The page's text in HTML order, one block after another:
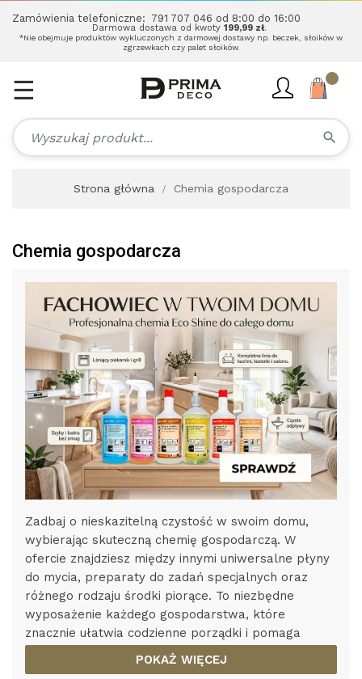
Zamówienia telefoniczne: 791 707 046 od 8:00 do 16:00
Darmowa dostawa od kwoty 199,99 zł.
*Nie obejmuje produktów wykluczonych z darmowej dostawy np. beczek, słoików w
zgrzewkach czy palet słoików.
search
Toggle
navigation
☰
Strona główna Chemia gospodarcza
Chemia gospodarcza
Zadbaj o nieskazitelną czystość w swoim domu,
wybierając skuteczną chemię gospodarczą. W
ofercie znajdziesz między innymi uniwersalne płyny
do mycia, preparaty do zadań specjalnych oraz
różnego rodzaju środki piorące. To niezbędne
wyposażenie każdego gospodarstwa, które
znacznie ułatwia codzienne porządki i pomaga
utrzymać odpowiednią higienę wszystkich
powierzchni.
POKAŻ WIĘCEJ